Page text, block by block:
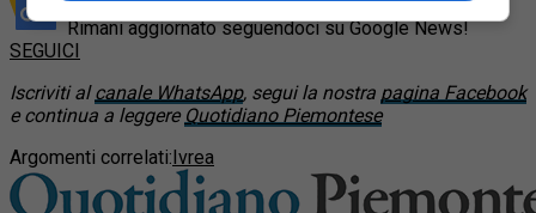
Rimani aggiornato seguendoci su Google News!
SEGUICI
Iscriviti alcanale WhatsApp, segui la nostra pagina Facebook
e continua a leggere Quotidiano Piemontese
Argomenti correlati:Ivrea